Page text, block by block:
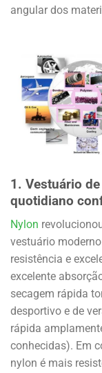
angular dos
1. Vestuário
quotidiano
Nylon
vestuário
resistência e
excelente
secagem rápida
desportivo e de
rápida
conhecidas). Em
nylon é mais